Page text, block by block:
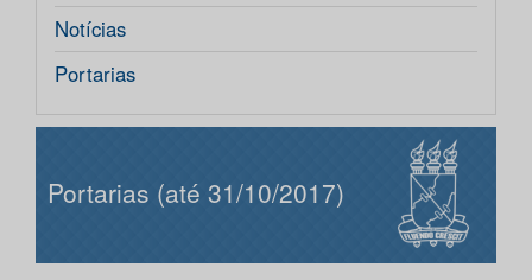
Notícias
Portarias
Portarias (até 31/10/2017)